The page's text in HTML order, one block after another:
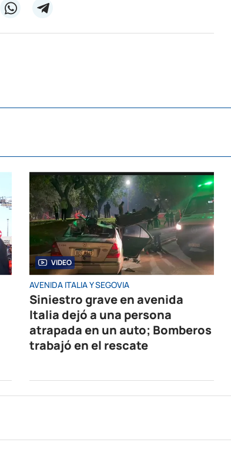
VIDEO
AVENIDA ITALIA Y SEGOVIA
Siniestro grave en avenida
Italia dejó a una persona
atrapada en un auto; Bomberos
trabajó en el rescate